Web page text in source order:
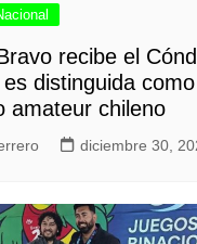
recibe el
distinguida
amateur chileno
diciembre 30,